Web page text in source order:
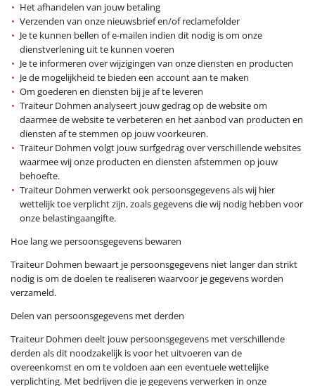
Het afhandelen van jouw betaling
Verzenden van onze nieuwsbrief en/of reclamefolder
Je te kunnen bellen of e-mailen indien dit nodig is om onze
dienstverlening uit te kunnen voeren
Je te informeren over wijzigingen van onze diensten en producten
Je de mogelijkheid te bieden een account aan te maken
Om goederen en diensten bij je af te leveren
Traiteur Dohmen analyseert jouw gedrag op de website om
daarmee de website te verbeteren en het aanbod van producten en
diensten af te stemmen op jouw voorkeuren.
Traiteur Dohmen volgt jouw surfgedrag over verschillende websites
waarmee wij onze producten en diensten afstemmen op jouw
behoefte.
Traiteur Dohmen verwerkt ook persoonsgegevens als wij hier
wettelijk toe verplicht zijn, zoals gegevens die wij nodig hebben voor
onze belastingaangifte.
Hoe lang we persoonsgegevens bewaren
Traiteur Dohmen bewaart je persoonsgegevens niet langer dan strikt
nodig is om de doelen te realiseren waarvoor je gegevens worden
verzameld.
Delen van persoonsgegevens met derden
Traiteur Dohmen deelt jouw persoonsgegevens met verschillende
derden als dit noodzakelijk is voor het uitvoeren van de
overeenkomst en om te voldoen aan een eventuele wettelijke
verplichting. Met bedrijven die je gegevens verwerken in onze